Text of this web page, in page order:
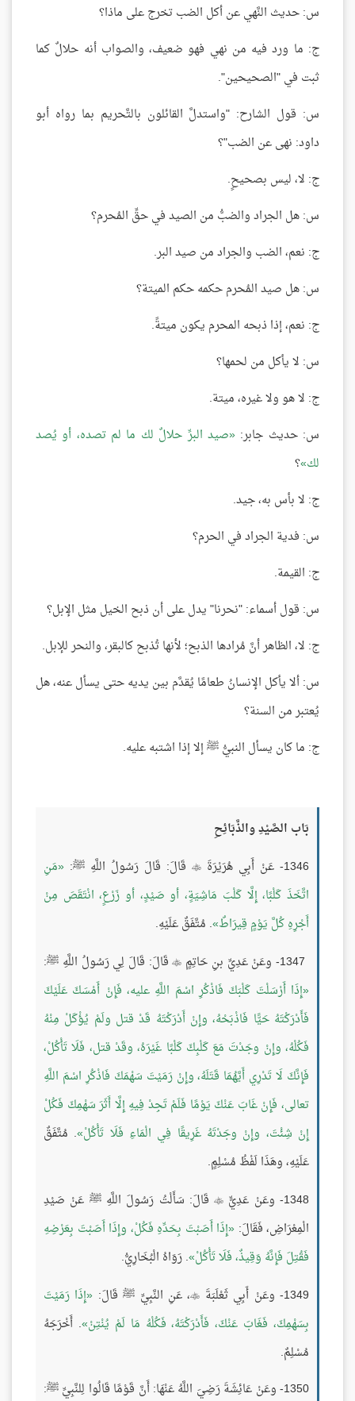
س: حديث النَّهي عن أكل الضب تخرج على ماذا؟
ج: ما ورد فيه من نهي فهو ضعيف، والصواب أنه حلالٌ كما
ثبت في "الصحيحين".
س: قول الشارح: "واستدلَّ القائلون بالتَّحريم بما رواه أبو
داود: نهى عن الضب"؟
ج: لا، ليس بصحيحٍ.
س: هل الجراد والضبُّ من الصيد في حقِّ المُحرم؟
ج: نعم، الضب والجراد من صيد البر.
س: هل صيد المُحرم حكمه حكم الميتة؟
ج: نعم، إذا ذبحه المحرم يكون ميتةً.
س: لا يأكل من لحمها؟
ج: لا هو ولا غيره، ميتة.
س: حديث جابر: صيد البرِّ حلالٌ لك ما لم تصده، أو يُصد
لك ؟
ج: لا بأس به، جيد.
س: فدية الجراد في الحرم؟
ج: القيمة.
س: قول أسماء: "نحرنا" يدل على أن ذبح الخيل مثل الإبل؟
ج: لا، الظاهر أنَّ مُرادها الذبح؛ لأنها تُذبح كالبقر، والنحر للإبل.
س: ألا يأكل الإنسانُ طعامًا يُقدَّم بين يديه حتى يسأل عنه، هل
يُعتبر من السنة؟
ج: ما كان يسأل النبيُّ ﷺ إلا إذا اشتبه عليه.
بَاب الصَّيْدِ والذَّبَائِحِ
1346- عَنْ أَبِي هُرَيْرَةَ
 قَالَ: قَالَ رَسُولُ اللَّهِ ﷺ:
مَنِ
اتَّخَذَ كَلْبًا، إِلَّا كَلْبَ مَاشِيَةٍ، أو صَيْدٍ، أو زَرْعٍ، انْتَقَصَ مِنْ
أَجْرِهِ كُلَّ يَوْمٍ قِيرَاطٌ . مُتَّفَقٌ عَلَيْهِ.
قَالَ: قَالَ لِي رَسُولُ اللَّهِ ﷺ:
إِذَا أَرْسَلْتَ كَلْبَكَ فَاذْكُرِ اسْمَ اللَّهِ عليه، فَإِنْ أَمْسَكَ عَلَيْكَ
فَأَدْرَكْتَهُ حَيًّا فَاذْبَحْهُ، وإِنْ أَدْرَكْتَهُ قَدْ قتل ولَمْ يُؤْكَلْ مِنْهُ
فَكُلْهُ، وإِنْ وجَدْتَ مَعَ كَلْبِكَ كَلْبًا غَيْرَهُ، وقَدْ قتل، فَلَا تَأْكُلْ،
فَإِنَّكَ لَا تَدْرِي أَيَّهُمَا قَتَلَهُ، وإِنْ رَمَيْتَ سَهْمَكَ فَاذْكُرِ اسْمَ اللَّهِ
تعالى، فَإِنْ غَابَ عَنْكَ يَوْمًا فَلَمْ تَجِدْ فِيهِ إِلَّا أَثَرَ سَهْمِكَ فَكُلْ
إِنْ شِئْتَ، وإِنْ وجَدْتَهُ غَرِيقًا فِي الْمَاءِ فَلَا تَأْكُلْ . مُتَّفَقٌ
عَلَيْهِ، وهَذَا لَفْظُ مُسْلِمٍ.
1348- وعَنْ عَدِيٍّ
قَالَ: سَأَلْتُ رَسُولَ اللَّهِ ﷺ عَنْ صَيْدِ
الْمِعْرَاضِ، فَقَالَ: إِذَا أَصَبْتَ بِحَدِّهِ فَكُلْ، وإِذَا أَصَبْتَ بِعَرْضِهِ
فَقُتِلَ فَإِنَّهُ وَقِيذٌ، فَلَا تَأْكُلْ . رَوَاهُ الْبُخَارِيُّ.
1349- وعَنْ أَبِي ثَعْلَبَةَ
، عَنِ النَّبِيِّ ﷺ قَالَ: إِذَا رَمَيْتَ
بِسَهْمِكَ، فَغَابَ عَنْكَ، فَأَدْرَكْتَهُ، فَكُلْهُ مَا لَمْ يُنْتِنْ . أَخْرَجَهُ
مُسْلِمٌ.
1350- وعَنْ عَائِشَةَ رَضِيَ اللَّهُ عَنْهَا: أَنَّ قَوْمًا قَالُوا لِلنَّبِيِّ ﷺ: